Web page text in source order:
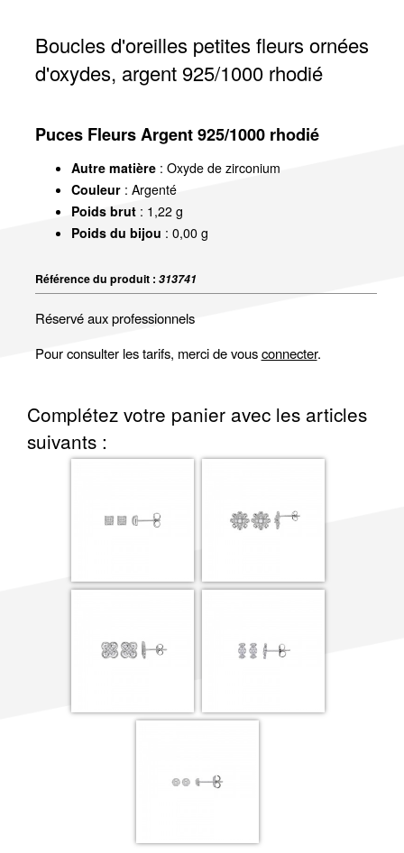
Boucles d'oreilles petites fleurs ornées
d'oxydes, argent 925/1000 rhodié
Puces Fleurs Argent 925/1000 rhodié
Autre matière: Oxyde de zirconium
Couleur: Argenté
Poids brut: 1,22 g
Poids du bijou : 0,00 g
Référence du produit : 313741
Réservé aux professionnels
Pour consulter les tarifs, merci de vousconnecter.
Complétez votre panier avec les articles
suivants :